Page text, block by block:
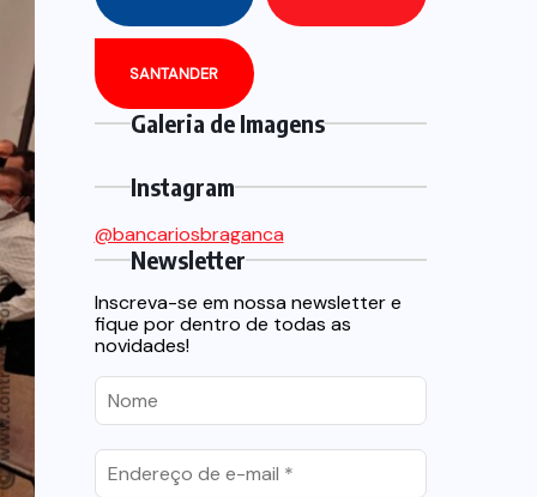
SANTANDER
Galeria de Imagens
Instagram
@bancariosbraganca
Newsletter
Inscreva-se em nossa newsletter e
fique por dentro de todas as
novidades!